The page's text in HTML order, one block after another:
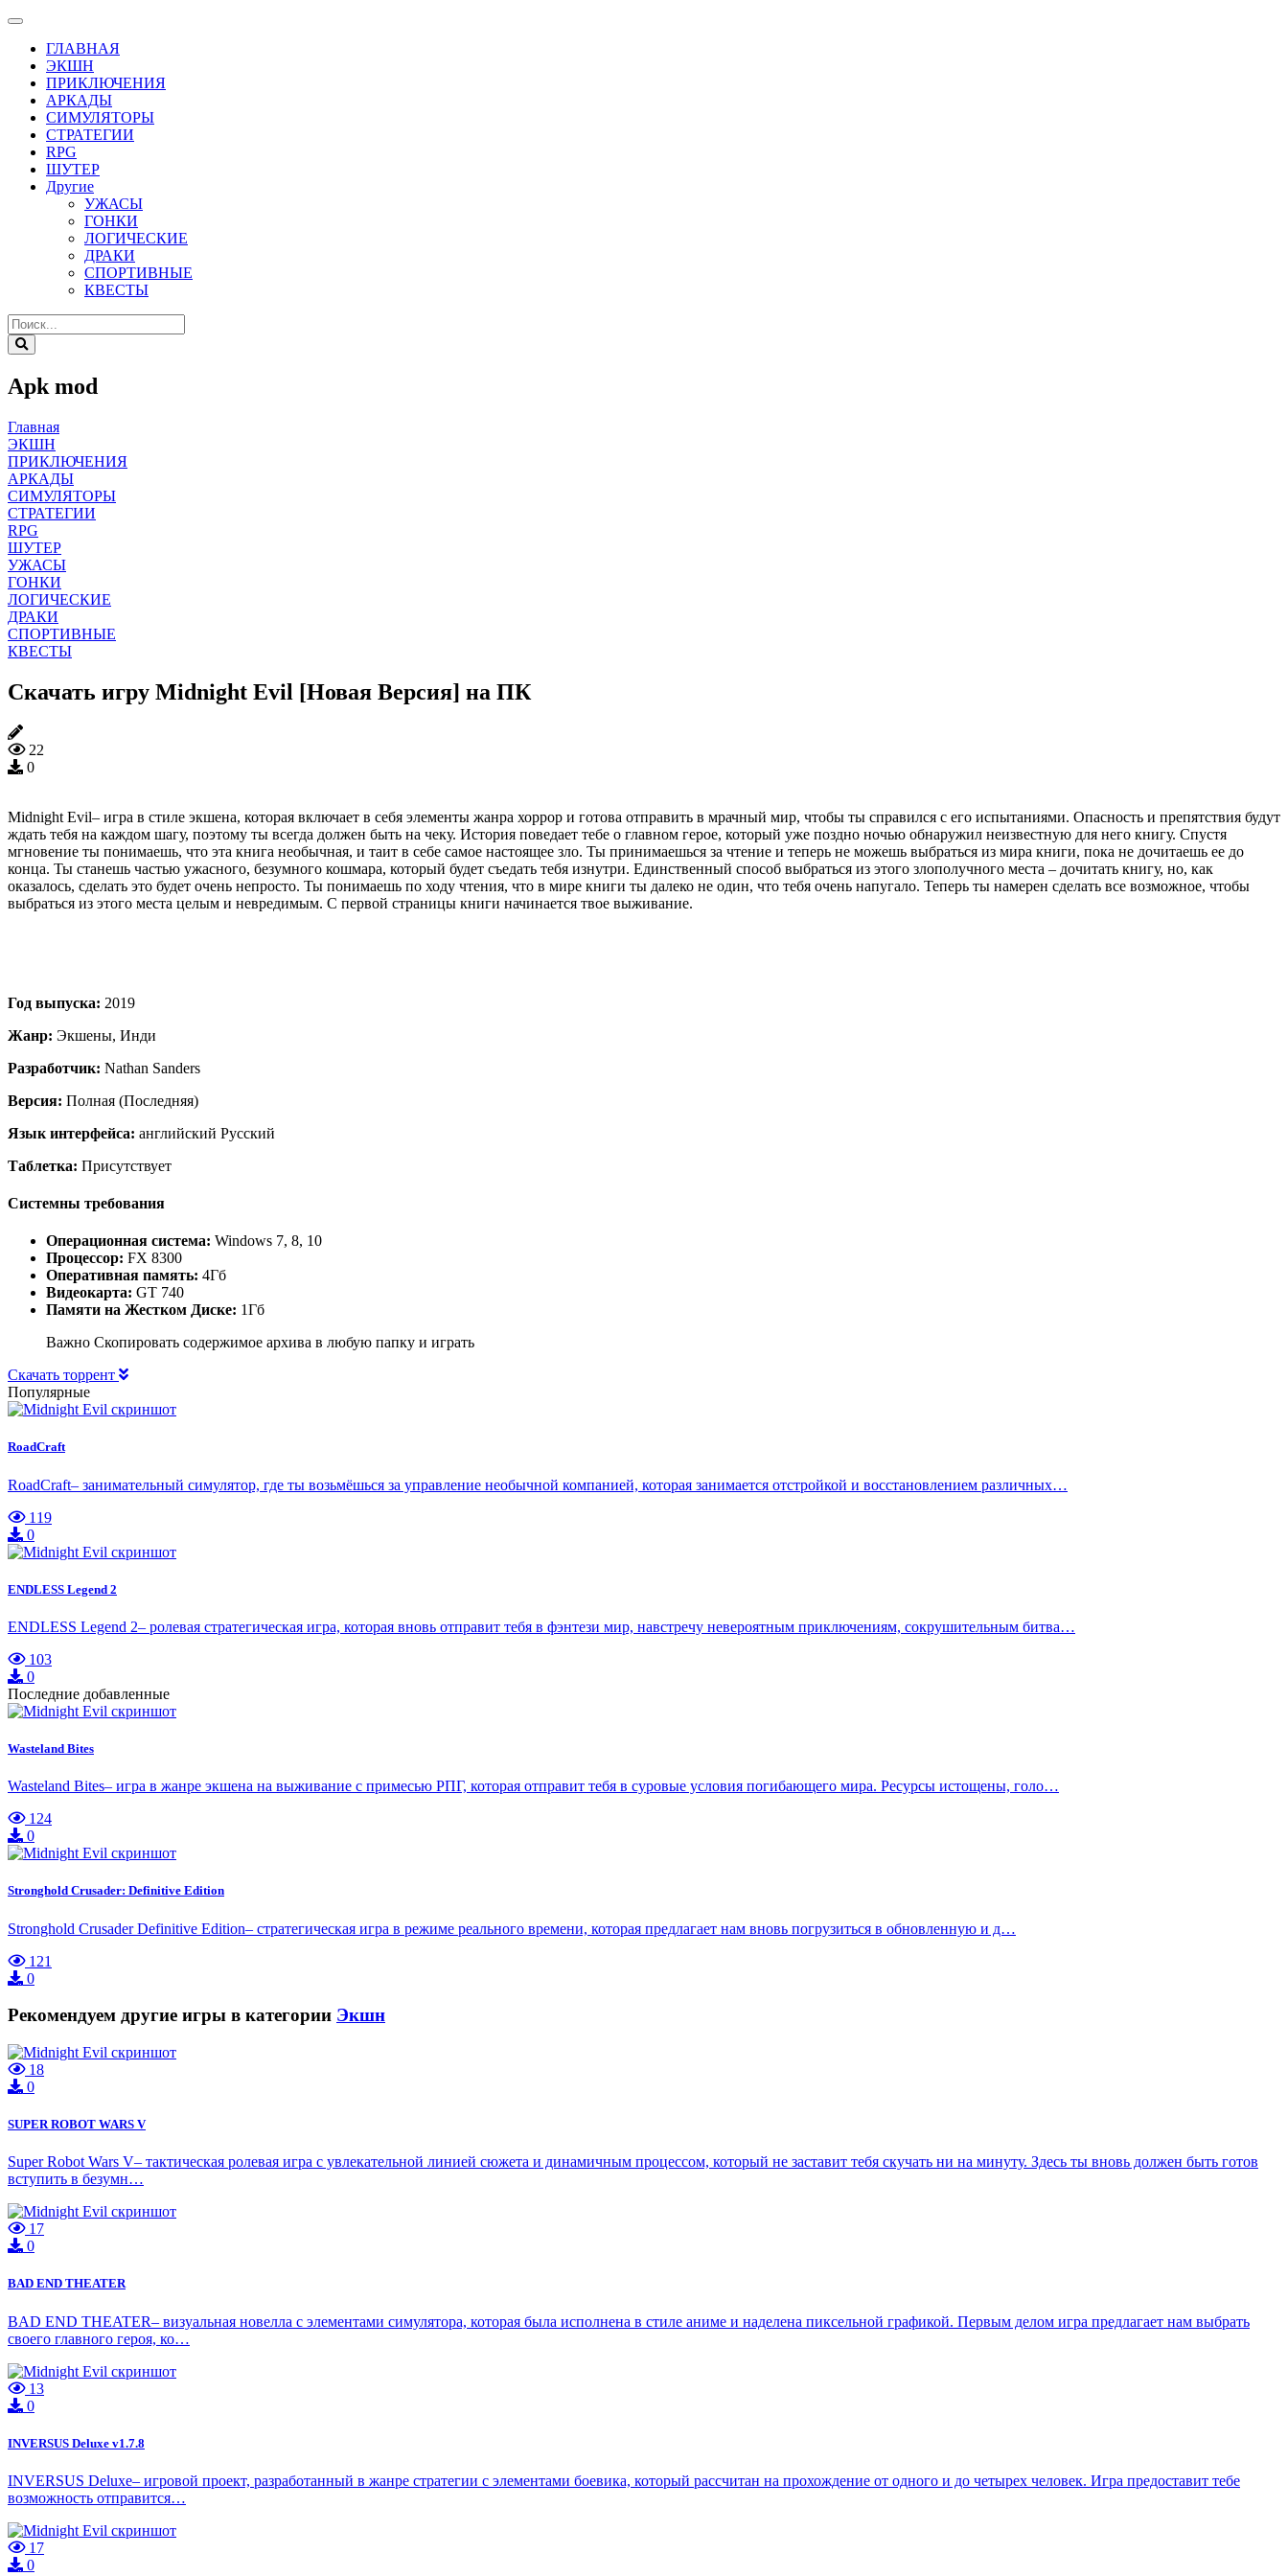
ГЛАВНАЯ
ЭКШН
ПРИКЛЮЧЕНИЯ
АРКАДЫ
СИМУЛЯТОРЫ
СТРАТЕГИИ
RPG
ШУТЕР
Другие
УЖАСЫ
ГОНКИ
ЛОГИЧЕСКИЕ
ДРАКИ
СПОРТИВНЫЕ
КВЕСТЫ
Apk mod
Главная
ЭКШН
ПРИКЛЮЧЕНИЯ
АРКАДЫ
СИМУЛЯТОРЫ
СТРАТЕГИИ
RPG
ШУТЕР
УЖАСЫ
ГОНКИ
ЛОГИЧЕСКИЕ
ДРАКИ
СПОРТИВНЫЕ
КВЕСТЫ
Скачать игру Midnight Evil [Новая Версия] на ПК
22
0
Midnight Evil– игра в стиле экшена, которая включает в себя элементы жанра хоррор и готова отправить в мрачный мир, чтобы ты справился с его испытаниями. Опасность и препятствия будут
ждать тебя на каждом шагу, поэтому ты всегда должен быть на чеку. История поведает тебе о главном герое, который уже поздно ночью обнаружил неизвестную для него книгу. Спустя
мгновение ты понимаешь, что эта книга необычная, и таит в себе самое настоящее зло. Ты принимаешься за чтение и теперь не можешь выбраться из мира книги, пока не дочитаешь ее до
конца. Ты станешь частью ужасного, безумного кошмара, который будет съедать тебя изнутри. Единственный способ выбраться из этого злополучного места – дочитать книгу, но, как
оказалось, сделать это будет очень непросто. Ты понимаешь по ходу чтения, что в мире книги ты далеко не один, что тебя очень напугало. Теперь ты намерен сделать все возможное, чтобы
выбраться из этого места целым и невредимым. С первой страницы книги начинается твое выживание.
Год выпуска: 2019
Жанр: Экшены, Инди
Разработчик: Nathan Sanders
Версия: Полная (Последняя)
Язык интерфейса: английский Русский
Таблетка: Присутствует
Системны требования
Операционная система: Windows 7, 8, 10
Процессор: FX 8300
Оперативная память: 4Гб
Видеокарта: GT 740
Памяти на Жестком Диске: 1Гб
Важно Скопировать содержимое архива в любую папку и играть
Скачать торрент
Популярные
RoadCraft
RoadCraft– занимательный симулятор, где ты возьмёшься за управление необычной компанией, которая занимается отстройкой и восстановлением различных…
119
0
ENDLESS Legend 2
ENDLESS Legend 2– ролевая стратегическая игра, которая вновь отправит тебя в фэнтези мир, навстречу невероятным приключениям, сокрушительным битва…
103
0
Последние добавленные
Wasteland Bites
Wasteland Bites– игра в жанре экшена на выживание с примесью РПГ, которая отправит тебя в суровые условия погибающего мира. Ресурсы истощены, голо…
124
0
Stronghold Crusader: Definitive Edition
Stronghold Crusader Definitive Edition– стратегическая игра в режиме реального времени, которая предлагает нам вновь погрузиться в обновленную и д…
121
0
Рекомендуем другие игры в категории Экшн
18
0
SUPER ROBOT WARS V
Super Robot Wars V– тактическая ролевая игра с увлекательной линией сюжета и динамичным процессом, который не заставит тебя скучать ни на минуту. Здесь ты вновь должен быть готов
вступить в безумн…
17
0
BAD END THEATER
BAD END THEATER– визуальная новелла с элементами симулятора, которая была исполнена в стиле аниме и наделена пиксельной графикой. Первым делом игра предлагает нам выбрать
своего главного героя, ко…
13
0
INVERSUS Deluxe v1.7.8
INVERSUS Deluxe– игровой проект, разработанный в жанре стратегии с элементами боевика, который рассчитан на прохождение от одного и до четырех человек. Игра предоставит тебе
возможность отправится…
17
0